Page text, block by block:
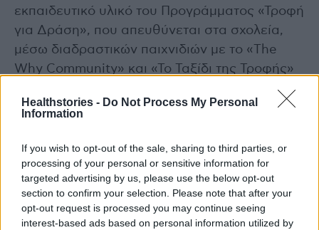
Healthstories - Do Not Process My Personal
Information
If you wish to opt-out of the sale, sharing to third parties, or
processing of your personal or sensitive information for
targeted advertising by us, please use the below opt-out
section to confirm your selection. Please note that after your
opt-out request is processed you may continue seeing
interest-based ads based on personal information utilized by
εκπαιδευτικό υλικό του Προγράμματος «Τροφή
για Δράση», που απευθύνεται στα σχολεία,
μέσω διαδραστικών παιχνιδιών με το «The
Why Community» και «Το Ταξίδι της Τροφής»
με το «ΜΠΟΡΟΥΜΕ». Επίσης, στο περίπτερο
της UNICEF, οι μικροί μας φίλοι διασκέδασαν
παιχνιδιού «Δικαιώματα του Παιδιού» και
ενημερώθηκαν σχετικά με την πλατφόρμα U-
Report της UNICEF.
Το ταξίδι της Εθνικής Δράσης κατά της